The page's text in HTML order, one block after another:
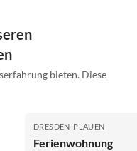
bieten. Diese
DRESDEN-PLAUEN
Ferienwohnung